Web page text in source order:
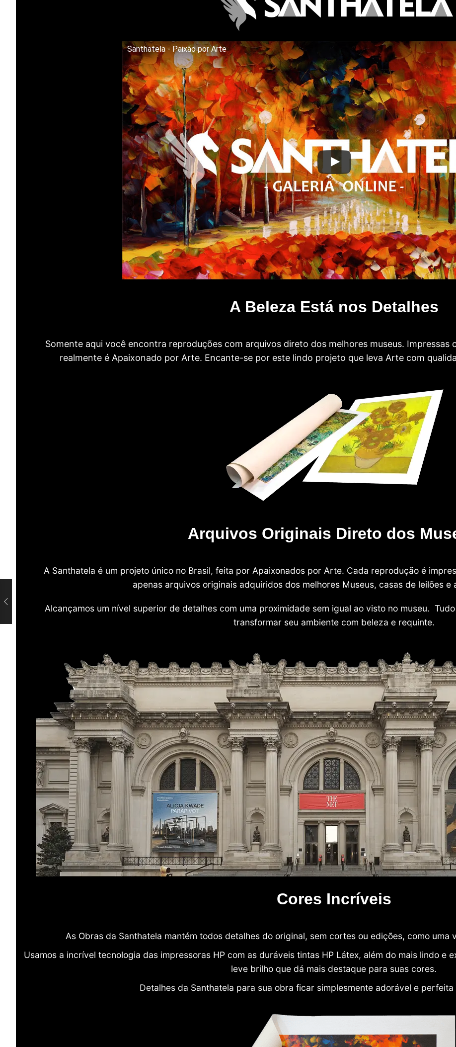
Santhatela - Paixão por Arte
A Beleza Está nos Detalhes
Somente aqui você encontra reproduções com arquivos direto dos melhores museus.
realmente é Apaixonado por Arte. Encante-se por este lindo projeto que leva Arte com
Arquivos Originais Direto dos
A Santhatela é um projeto único no Brasil, feita por Apaixonados por Arte. Cada reprodução é
apenas arquivos originais adquiridos dos melhores Museus, casas de leilões e
Alcançamos um nível superior de detalhes com uma proximidade sem igual ao visto no museu.
transformar seu ambiente com beleza e requinte.
Cores Incríveis
As Obras da Santhatela mantém todos detalhes do original, sem cortes ou edições, como uma
Usamos a incrível tecnologia das impressoras HP com as duráveis tintas HP Látex, além do mais lindo e
leve brilho que dá mais destaque para suas cores.
Detalhes da Santhatela para sua obra ficar simplesmente adorável e perfeita